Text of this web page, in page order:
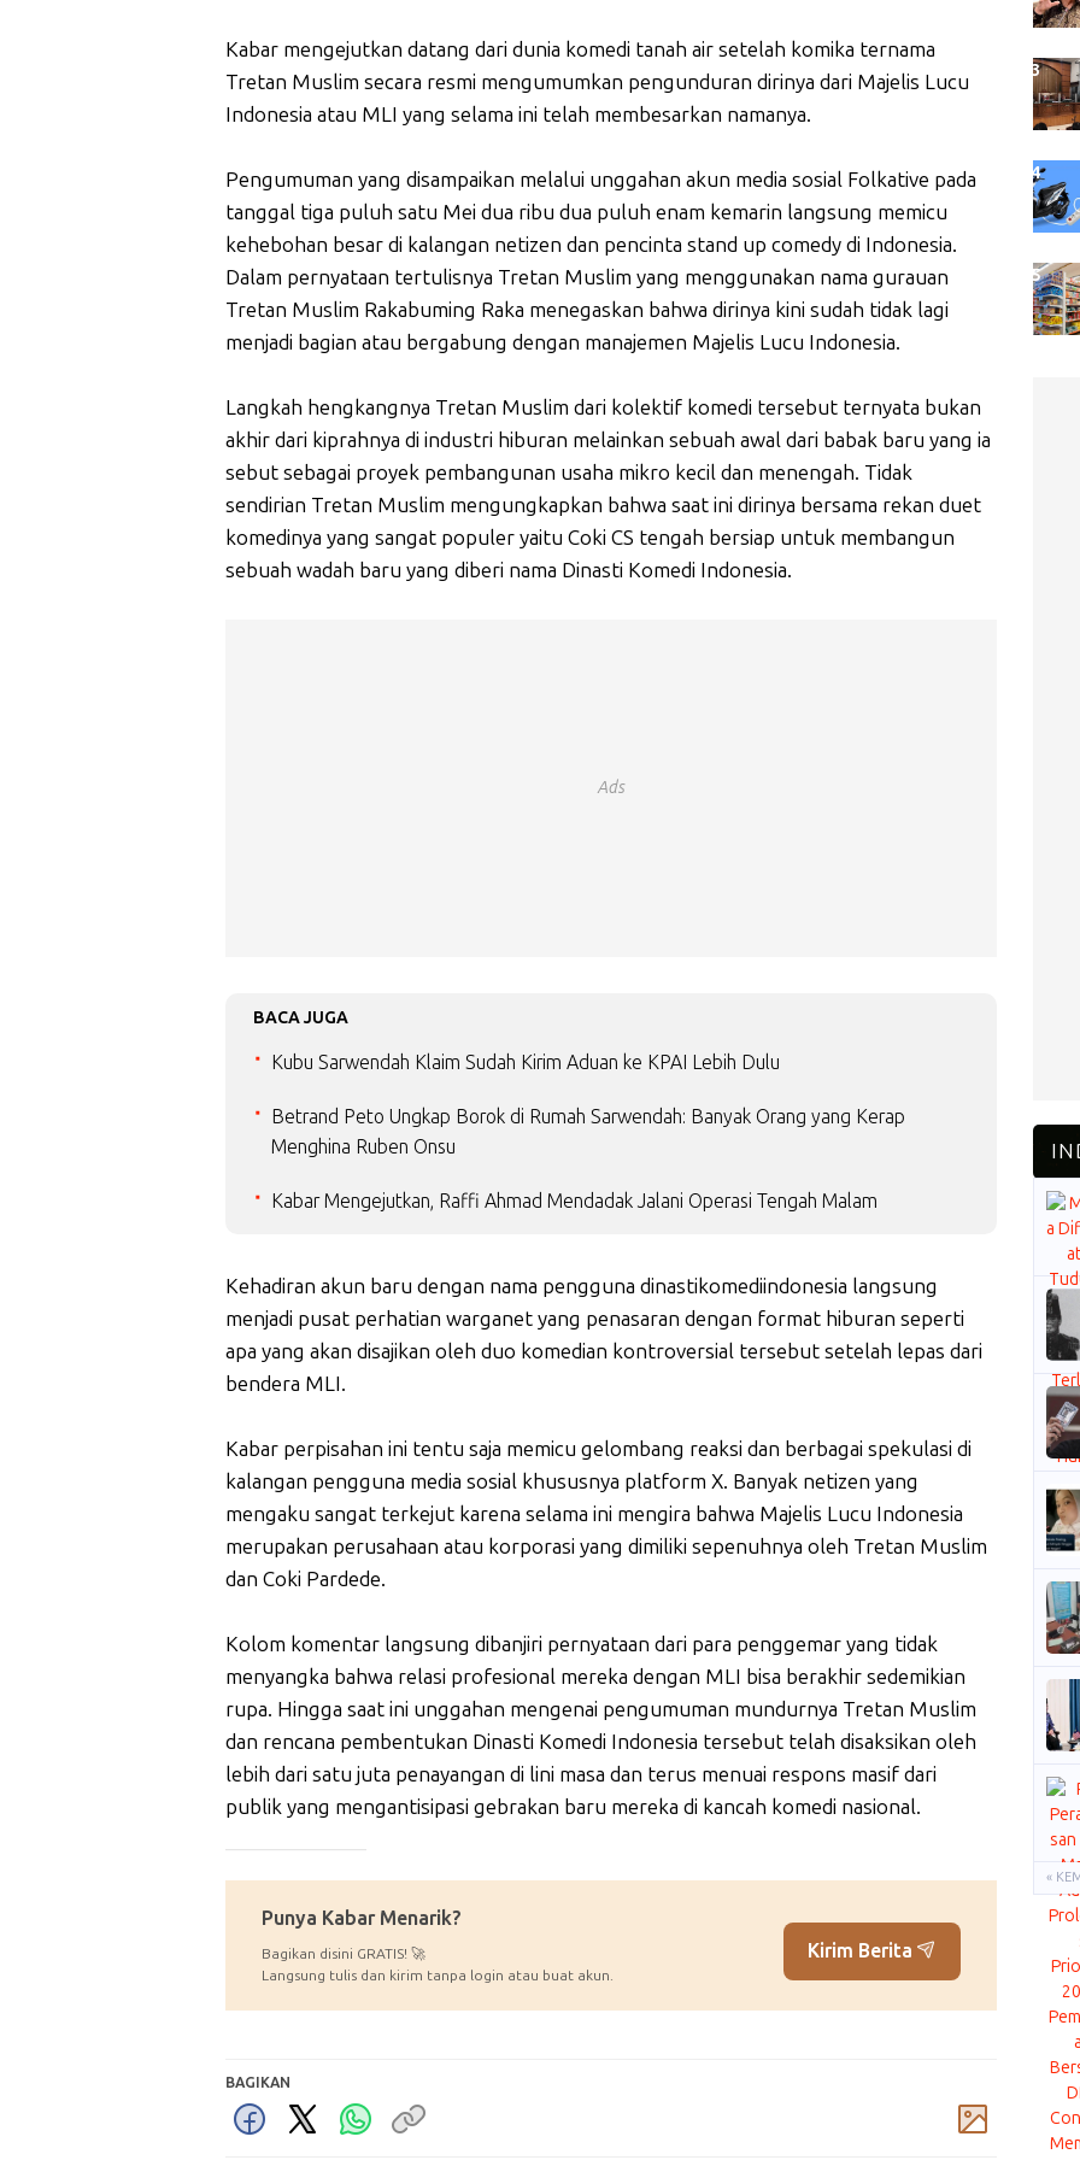
Kabar mengejutkan datang dari dunia komedi tanah air setelah komika ternama
Tretan Muslim secara resmi mengumumkan pengunduran dirinya dari Majelis Lucu
Indonesia atau MLI yang selama ini telah membesarkan namanya.
Pengumuman yang disampaikan melalui unggahan akun media sosial Folkative pada
tanggal tiga puluh satu Mei dua ribu dua puluh enam kemarin langsung memicu
kehebohan besar di kalangan netizen dan pencinta stand up comedy di Indonesia.
Dalam pernyataan tertulisnya Tretan Muslim yang menggunakan nama gurauan
Tretan Muslim Rakabuming Raka menegaskan bahwa dirinya kini sudah tidak lagi
menjadi bagian atau bergabung dengan manajemen Majelis Lucu Indonesia.
Langkah hengkangnya Tretan Muslim dari kolektif komedi tersebut ternyata bukan
akhir dari kiprahnya di industri hiburan melainkan sebuah awal dari babak baru yang ia
sebut sebagai proyek pembangunan usaha mikro kecil dan menengah. Tidak
sendirian Tretan Muslim mengungkapkan bahwa saat ini dirinya bersama rekan duet
komedinya yang sangat populer yaitu Coki CS tengah bersiap untuk membangun
sebuah wadah baru yang diberi nama Dinasti Komedi Indonesia.
Ads
BACA JUGA
Kubu Sarwendah Klaim Sudah Kirim Aduan ke KPAI Lebih Dulu
Betrand Peto Ungkap Borok di Rumah Sarwendah: Banyak Orang yang Kerap
Menghina Ruben Onsu
Kabar Mengejutkan, Raffi Ahmad Mendadak Jalani Operasi Tengah Malam
Kehadiran akun baru dengan nama pengguna dinastikomediindonesia langsung
menjadi pusat perhatian warganet yang penasaran dengan format hiburan seperti
apa yang akan disajikan oleh duo komedian kontroversial tersebut setelah lepas dari
bendera MLI.
Kabar perpisahan ini tentu saja memicu gelombang reaksi dan berbagai spekulasi di
kalangan pengguna media sosial khususnya platform X. Banyak netizen yang
mengaku sangat terkejut karena selama ini mengira bahwa Majelis Lucu Indonesia
merupakan perusahaan atau korporasi yang dimiliki sepenuhnya oleh Tretan Muslim
dan Coki Pardede.
Kolom komentar langsung dibanjiri pernyataan dari para penggemar yang tidak
menyangka bahwa relasi profesional mereka dengan MLI bisa berakhir sedemikian
rupa. Hingga saat ini unggahan mengenai pengumuman mundurnya Tretan Muslim
dan rencana pembentukan Dinasti Komedi Indonesia tersebut telah disaksikan oleh
lebih dari satu juta penayangan di lini masa dan terus menuai respons masif dari
publik yang mengantisipasi gebrakan baru mereka di kancah komedi nasional.
Punya Kabar Menarik?
Bagikan disini GRATIS! 🚀
Langsung tulis dan kirim tanpa login atau buat akun.
Kirim Berita
BAGIKAN
«